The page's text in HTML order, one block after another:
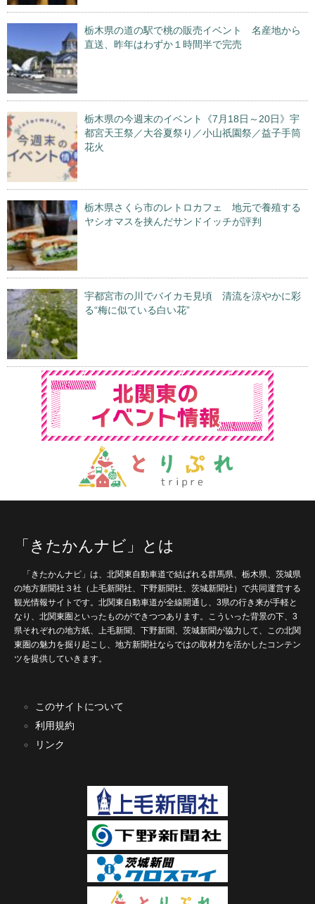
栃木県の道の駅で桃の販売イベント 名産地から
直送、昨年はわずか１時間半で完売
栃木県の今週末のイベント《7月18日～20日》宇
都宮天王祭／大谷夏祭り／小山祇園祭／益子手筒
花火
栃木県さくら市のレトロカフェ 地元で養殖する
ヤシオマスを挟んだサンドイッチが評判
宇都宮市の川でバイカモ見頃 清流を涼やかに彩
る“梅に似ている白い花”
「きたかんナビ」とは
「きたかんナビ」は、北関東自動車道で結ばれる群馬県、栃木県、茨城県
の地方新聞社３社（上毛新聞社、下野新聞社、茨城新聞社）で共同運営する
観光情報サイトです。北関東自動車道が全線開通し、3県の行き来が手軽と
なり、北関東圏といったものができつつあります。こういった背景の下、3
県それぞれの地方紙、上毛新聞、下野新聞、茨城新聞が協力して、この北関
東圏の魅力を掘り起こし、地方新聞社ならではの取材力を活かしたコンテン
ツを提供していきます。
このサイトについて
利用規約
リンク